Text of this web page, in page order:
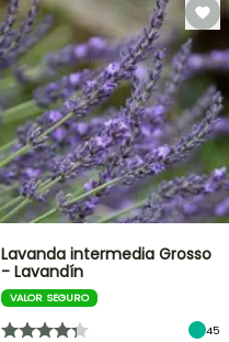
Lavanda intermedia Grosso
- Lavandín
VALOR SEGURO
45